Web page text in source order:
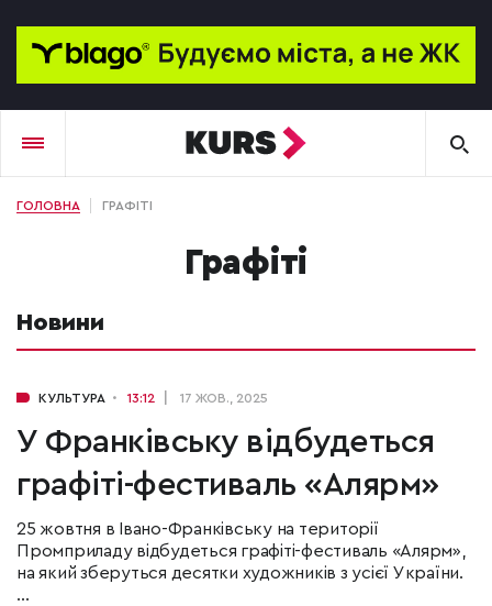
ГОЛОВНА ГРАФІТІ
графіті
Новини
КУЛЬТУРА 13:12 17 ЖОВ., 2025
У Франківську відбудеться
графіті-фестиваль «Алярм»
25 жовтня в Івано-Франківську на території
Промприладу відбудеться графіті-фестиваль «Алярм»,
на який зберуться десятки художників з усієї України.
...